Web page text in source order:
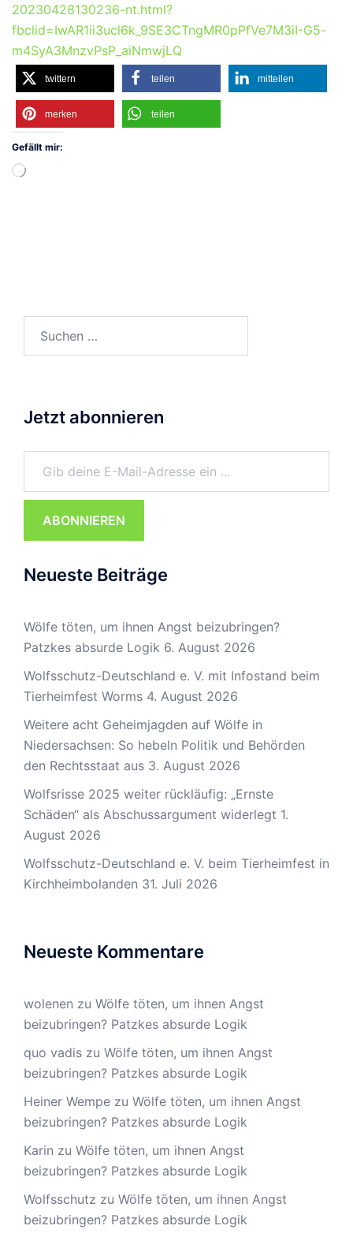
20230428130236-nt.html?
fbclid=IwAR1ii3ucl6k_9SE3CTngMR0pPfVe7M3iI-G5-
m4SyA3MnzvPsP_aiNmwjLQ
twittern teilen mitteilen
merken teilen
Gefällt mir:
Wird
nach:
Jetzt abonnieren
Gib deine E-Mail-Adresse ein ...
ABONNIEREN
Neueste Beiträge
Wölfe töten, um ihnen Angst beizubringen?
Patzkes absurde Logik 6. August 2026
Wolfsschutz-Deutschland e. V. mit Infostand beim
Tierheimfest Worms 4. August 2026
Weitere acht Geheimjagden auf Wölfe in
Niedersachsen: So hebeln Politik und Behörden
den Rechtsstaat aus 3. August 2026
Wolfsrisse 2025 weiter rückläufig: „Ernste
Schäden“ als Abschussargument widerlegt 1.
August 2026
Wolfsschutz-Deutschland e. V. beim Tierheimfest in
Kirchheimbolanden 31. Juli 2026
Neueste Kommentare
wolenen zu Wölfe töten, um ihnen Angst
beizubringen? Patzkes absurde Logik
quo vadis zu Wölfe töten, um ihnen Angst
beizubringen? Patzkes absurde Logik
Heiner Wempe zu Wölfe töten, um ihnen Angst
beizubringen? Patzkes absurde Logik
Karin zu Wölfe töten, um ihnen Angst
beizubringen? Patzkes absurde Logik
Wolfsschutz zu Wölfe töten, um ihnen Angst
beizubringen? Patzkes absurde Logik